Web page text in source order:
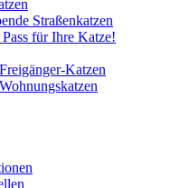
Straßenkatzen
für Ihre Katze!
Katzen